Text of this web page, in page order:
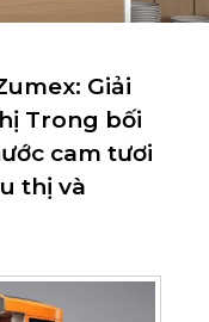
Giải
Trong bối
cam tươi
thị và